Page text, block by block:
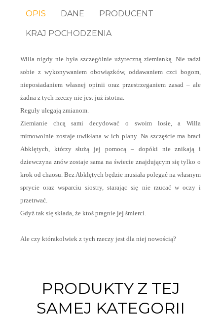
OPIS DANE PRODUCENT
KRAJ POCHODZENIA
Willa nigdy nie była szczególnie użyteczną ziemianką. Nie radzi
sobie z wykonywaniem obowiązków, oddawaniem czci bogom,
nieposiadaniem własnej opinii oraz przestrzeganiem zasad – ale
żadna z tych rzeczy nie jest już istotna.
Reguły ulegają zmianom.
Ziemianie chcą sami decydować o swoim losie, a Willa
mimowolnie zostaje uwikłana w ich plany. Na szczęście ma braci
Abklętych, którzy służą jej pomocą – dopóki nie znikają i
dziewczyna znów zostaje sama na świecie znajdującym się tylko o
krok od chaosu. Bez Abklętych będzie musiała polegać na własnym
sprycie oraz wsparciu siostry, starając się nie rzucać w oczy i
przetrwać.
Gdyż tak się składa, że ktoś pragnie jej śmierci.
Ale czy którakolwiek z tych rzeczy jest dla niej nowością?
PRODUKTY Z TEJ
SAMEJ KATEGORII